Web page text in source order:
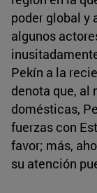
poder global y
algunos
Pekín a la
denota que, al
domésticas,
fuerzas con
favor; más,
su atención